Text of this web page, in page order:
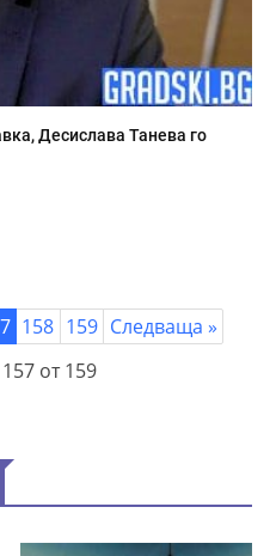
Десислава Танева го
158 159 Следваща »
от 159